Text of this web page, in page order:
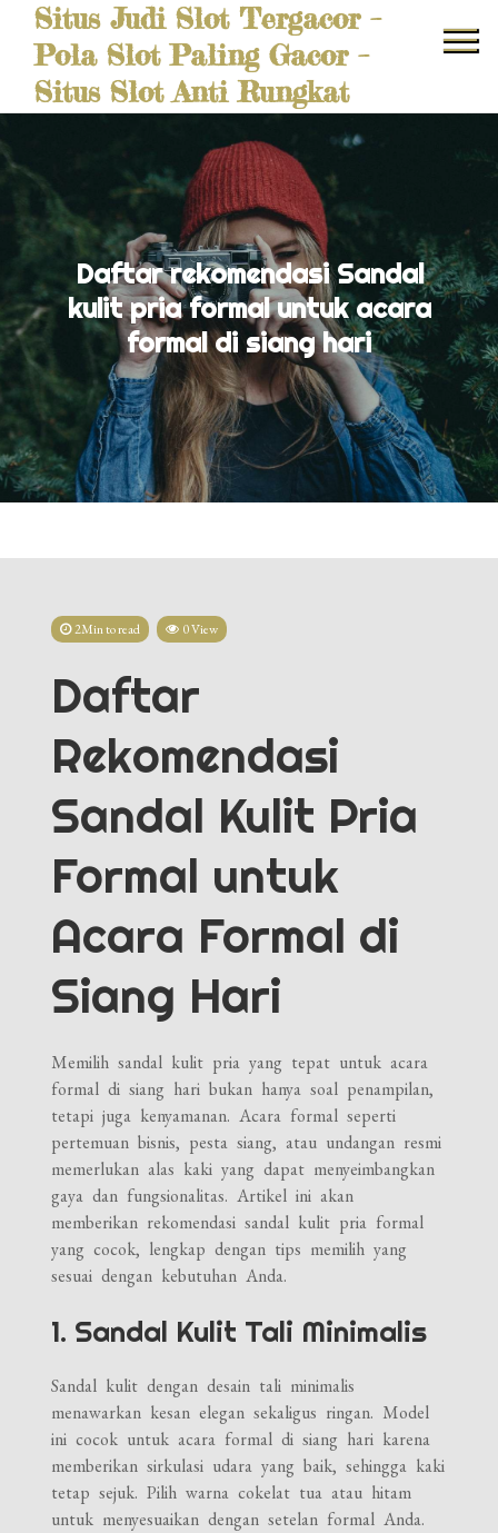
content
Situs Judi Slot Tergacor –
Pola Slot Paling Gacor –
Situs Slot Anti Rungkat
Daftar rekomendasi Sandal
kulit pria formal untuk acara
formal di siang hari
2Min to read 0 View
Daftar
Rekomendasi
Sandal Kulit Pria
Formal untuk
Acara Formal di
Siang Hari
Memilih sandal kulit pria yang tepat untuk acara
formal di siang hari bukan hanya soal penampilan,
tetapi juga kenyamanan. Acara formal seperti
pertemuan bisnis, pesta siang, atau undangan resmi
memerlukan alas kaki yang dapat menyeimbangkan
gaya dan fungsionalitas. Artikel ini akan
memberikan rekomendasi sandal kulit pria formal
yang cocok, lengkap dengan tips memilih yang
sesuai dengan kebutuhan Anda.
1. Sandal Kulit Tali Minimalis
Sandal kulit dengan desain tali minimalis
menawarkan kesan elegan sekaligus ringan. Model
ini cocok untuk acara formal di siang hari karena
memberikan sirkulasi udara yang baik, sehingga kaki
tetap sejuk. Pilih warna cokelat tua atau hitam
untuk menyesuaikan dengan setelan formal Anda.